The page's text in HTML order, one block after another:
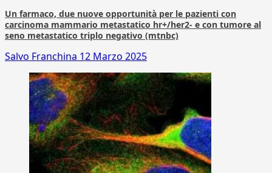
Un farmaco, due nuove opportunità per le pazienti con
carcinoma mammario metastatico hr+/her2- e con tumore al
seno metastatico triplo negativo (mtnbc)
Salvo Franchina 12 Marzo 2025